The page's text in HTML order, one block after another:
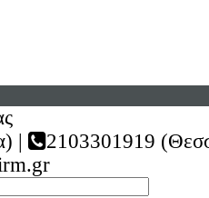
|
2103301919